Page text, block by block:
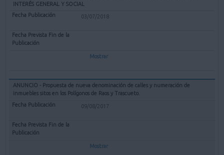
INTERÉS GENERAL Y SOCIAL
03/07/2018
Mostrar
ANUNCIO - Propuesta de nueva denominación de calles y numeración de
inmuebles sitos en los Polígonos de Raos y Trascueto.
09/08/2017
Mostrar